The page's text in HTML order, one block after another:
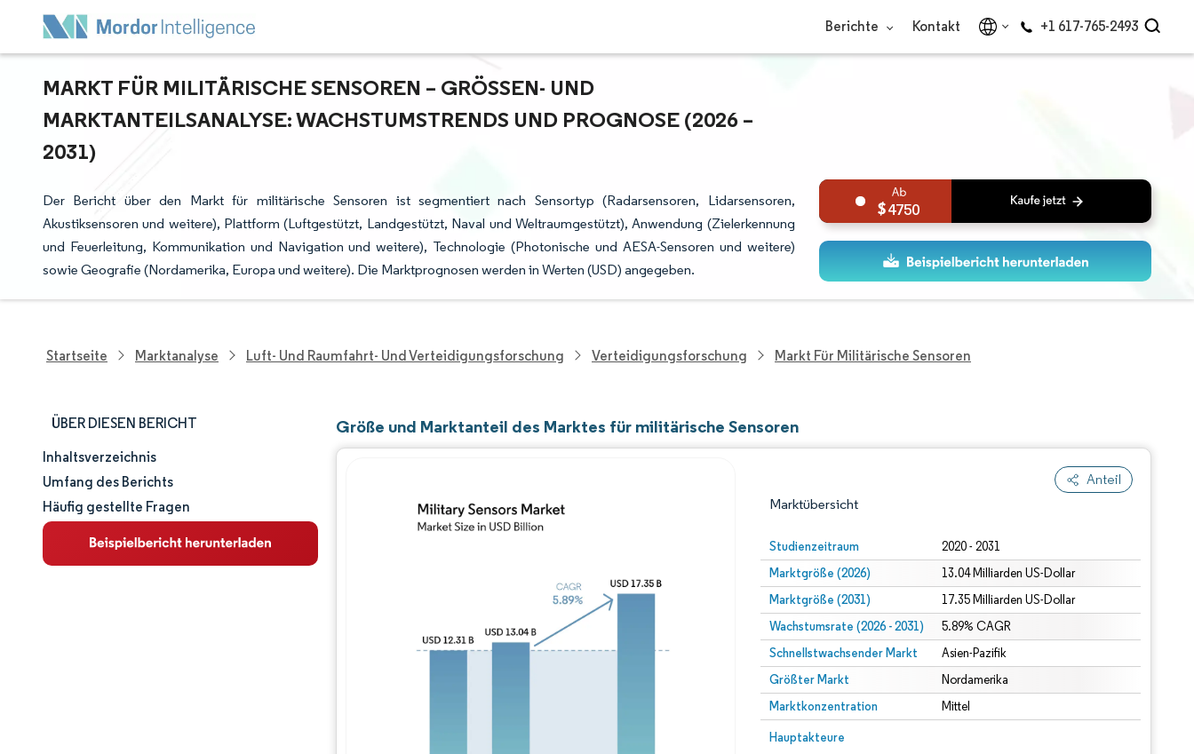
Berichte Kontakt +1 617-765-2493
MARKT FÜR MILITÄRISCHE SENSOREN – GRÖSSEN- UND M
ARKTANTEILSANALYSE: WACHSTUMSTRENDS UND PROGNOSE (2026 – 2
031)
Der Bericht über den Markt für militärische Sensoren ist segmentiert nach Sensortyp (Radarsensoren, Lidarsensoren,
Akustiksensoren und weitere), Plattform (Luftgestützt, Landgestützt, Naval und Weltraumgestützt), Anwendung (Zielerkennung
und Feuerleitung, Kommunikation und Navigation und weitere), Technologie (Photonische und AESA-Sensoren und weitere)
sowie Geografie (Nordamerika, Europa und weitere). Die Marktprognosen werden in Werten (USD) angegeben.
4750
Startseite Marktanalyse Luft- Und Raumfahrt- Und Verteidigungsforschung Verteidigungsforschung Markt Für Militärische Sensoren
ÜBER DIESEN BERICHT
Marktgröße und -anteil
Marktanalyse
Trends und Einblicke
Inhaltsverzeichnis
Umfang des Berichts
Häufig gestellte Fragen
Größe und Marktanteil des Marktes für militärische Sensoren
Anteil
Marktübersicht
Studienzeitraum 2020 - 2031
Marktgröße (2026) 13.04 Milliarden US-Dollar
Marktgröße (2031) 17.35 Milliarden US-Dollar
Wachstumsrate (2026 - 2031) 5.89% CAGR
Schnellstwachsender Markt Asien-Pazifik
Größter Markt Nordamerika
Marktkonzentration Mittel
Hauptakteure
Bild © Mordor Intelligence. Wiederverwendung erfordert Namensnennung gemäß CC BY 4.0.
Bild © Mordor Intelligence. Wiederverwendung erfordert Namensnennung gemäß CC BY 4.0.